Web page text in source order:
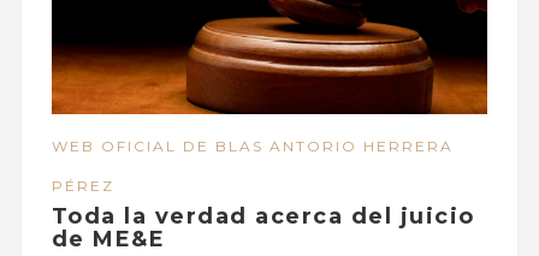
WEB OFICIAL DE BLAS ANTORIO HERRERA
PÉREZ
Toda la verdad acerca del juicio
de ME&E